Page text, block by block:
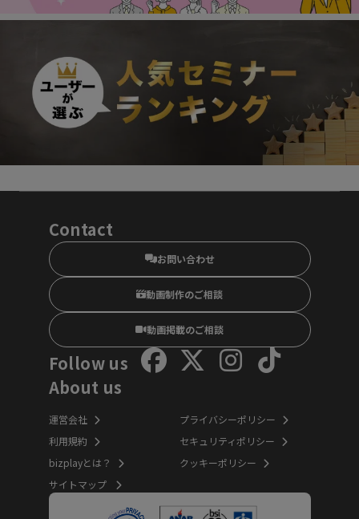
Contact
お問い合わせ
動画制作のご相談
動画掲載のご相談
Follow us
About us
運営会社
利用規約
bizplayとは？
サイトマップ
プライバシーポリシー
セキュリティポリシー
クッキーポリシー